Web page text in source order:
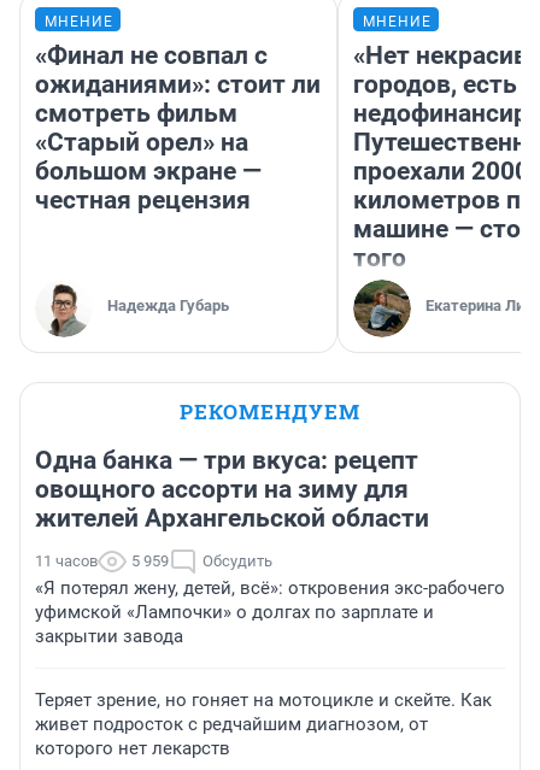
МНЕНИЕ
«Финал не совпал с
ожиданиями»: стоит ли
смотреть фильм
«Старый орел» на
большом экране —
честная рецензия
Надежда Губарь
МНЕНИЕ
«Нет
городов, есть
проехали 2000
километров по
машине —
того
Екатерина
РЕКОМЕНДУЕМ
Одна банка — три вкуса: рецепт
овощного ассорти на зиму для
жителей Архангельской области
11 часов 5 959 Обсудить
«Я потерял жену, детей, всё»: откровения экс-рабочего
уфимской «Лампочки» о долгах по зарплате и
закрытии завода
Теряет зрение, но гоняет на мотоцикле и скейте. Как
живет подросток с редчайшим диагнозом, от
которого нет лекарств